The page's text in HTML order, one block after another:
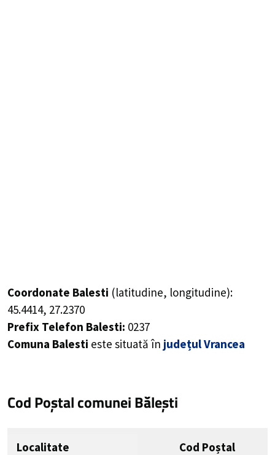
Coordonate Balesti (latitudine, longitudine):
45.4414, 27.2370
Prefix Telefon Balesti: 0237
Comuna Balesti este situată în județul Vrancea
Cod Poștal comunei Bălești
Localitate Cod Poștal